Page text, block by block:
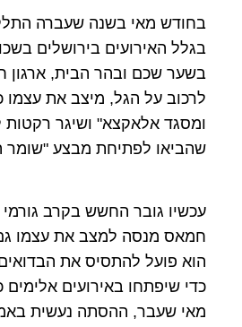
בחודש מאי בשנה שעברה
בגלל האירועים בירושלים
בשער שכם ובהר הבית, ארגון
לרכוב על הגל, מיצב את עצמו
ומסגד אלאקצא" ושיגר רקטות
שהביאו לפתיחת מבצע "שומר
עכשיו גובר החשש בקרב גורמי
חמאס מנסה למצב את עצמו גם
הוא פועל להתסיס את
כדי שיפתחו באירועים
מאי שעבר, ההסתה נעשית